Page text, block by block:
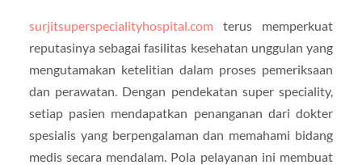
surjitsuperspecialityhospital.com terus memperkuat
reputasinya sebagai fasilitas kesehatan unggulan yang
mengutamakan ketelitian dalam proses pemeriksaan
dan perawatan. Dengan pendekatan super speciality,
setiap pasien mendapatkan penanganan dari dokter
spesialis yang berpengalaman dan memahami bidang
medis secara mendalam. Pola pelayanan ini membuat